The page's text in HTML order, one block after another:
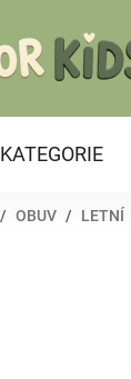
KATEGORIE
/ OBUV / LETNÍ